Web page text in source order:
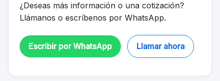
¿Deseas más información o una cotización?
Llámanos o escríbenos por WhatsApp.
Escribir por WhatsApp Llamar ahora